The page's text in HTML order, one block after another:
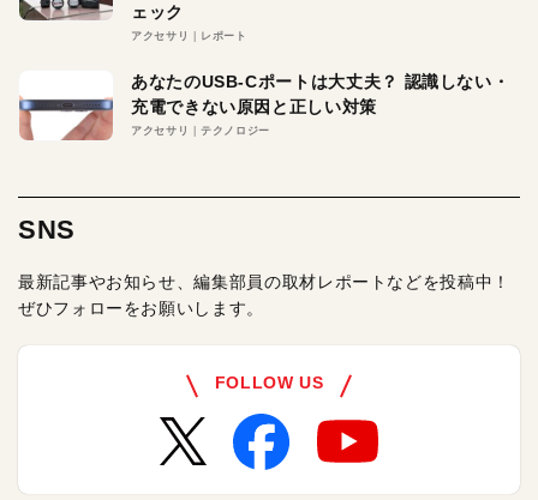
ェック
アクセサリ レポート
あなたのUSB-Cポートは大丈夫？ 認識しない・
充電できない原因と正しい対策
アクセサリ テクノロジー
SNS
最新記事やお知らせ、編集部員の取材レポートなどを投稿中！
ぜひフォローをお願いします。
FOLLOW US